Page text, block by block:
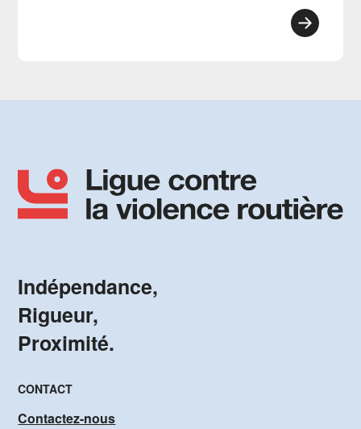
Indépendance,
Rigueur,
Proximité.
CONTACT
Contactez-nous